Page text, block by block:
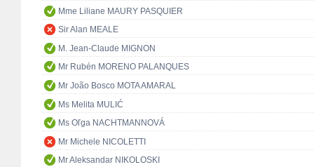
Mme Liliane MAURY PASQUIER
Sir Alan MEALE
M. Jean-Claude MIGNON
Mr Rubén MORENO PALANQUES
Mr João Bosco MOTA AMARAL
Ms Melita MULIĆ
Ms Oľga NACHTMANNOVÁ
Mr Michele NICOLETTI
Mr Aleksandar NIKOLOSKI